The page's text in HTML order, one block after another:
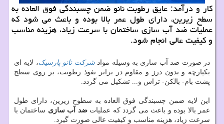
كار و درآمد: عایق رطوبت نانو ضمن چسبندگی فوق العاده به
سطح زیرین، دارای طول عمر بالا بوده و باعث می شود كه
عملیات ضد آب سازی ساختمان با سرعت زیاد، هزینه مناسب
و كیفیت عالی انجام شود.
در صورت ضد آب سازی به وسیله موادشرکت نانو پارسیک، لایه ای
یکپارچه و بدون درز و مقاوم در برابر نفوذ رطوبت، بر روی سطح
پشت بام- بالکن- تراس و... تشکیل می گردد.
این لایه ضمن چسبندگی فوق العاده به سطوح زیرین، دارای طول
عمر بالا بوده و باعث می گردد که عملیاتضد آب سازی ساختمان با
سرعت زیاد، هزینه مناسب و کیفیت عالی صورت گیرد.